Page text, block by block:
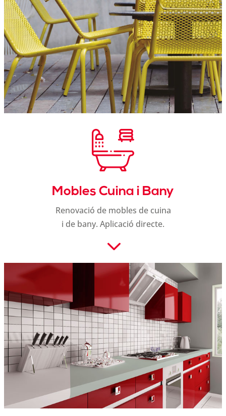
Mobles Cuina i Bany
Renovació de mobles de cuina
i de bany. Aplicació directe.
3